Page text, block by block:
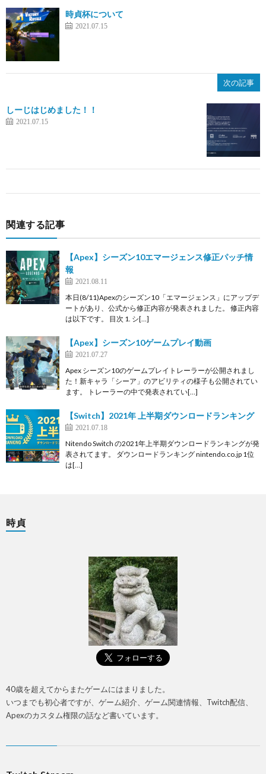
時貞杯について
2021.07.15
次の記事
しーじはじめました！！
2021.07.15
関連する記事
【Apex】シーズン10エマージェンス修正パッチ情
報
2021.08.11
本日(8/11)Apexのシーズン10「エマージェンス」にアップデ
ートがあり、公式から修正内容が発表されました。 修正内容
は以下です。 目次 1. シ[…]
【Apex】シーズン10ゲームプレイ動画
2021.07.27
Apex シーズン10のゲームプレイトレーラーが公開されまし
た！新キャラ「シーア」のアビリティの様子も公開されてい
ます。 トレーラーの中で発表されてい[…]
【Switch】2021年 上半期ダウンロードランキング
2021.07.18
Nitendo Switch の2021年上半期ダウンロードランキングが発
表されてます。 ダウンロードランキング nintendo.co.jp 1位
は[…]
時貞
40歳を超えてからまたゲームにはまりました。
いつまでも初心者ですが、ゲーム紹介、ゲーム関連情報、Twitch配信、
Apexのカスタム権限の話など書いています。